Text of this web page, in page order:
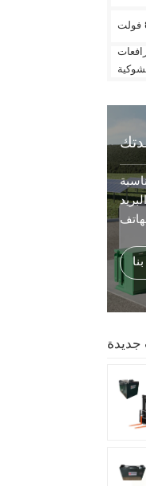
24/7 عبر البريد
جديدة